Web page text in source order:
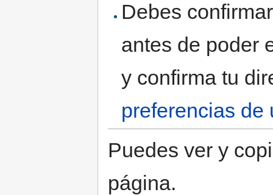
Debes
antes de poder
y confirma tu
preferencias de
Puedes ver y
página.